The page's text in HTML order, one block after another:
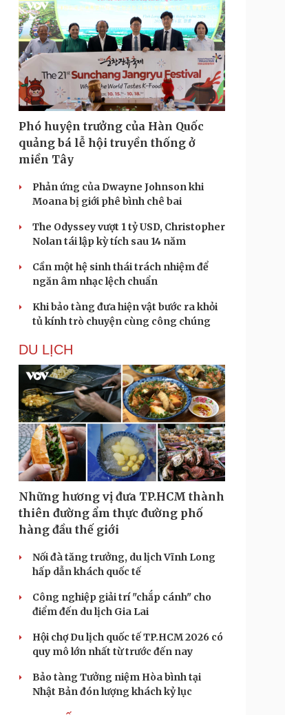
Phó huyện trưởng của Hàn Quốc
quảng bá lễ hội truyền thống ở
miền Tây
Phản ứng của Dwayne Johnson khi
Moana bị giới phê bình chê bai
The Odyssey vượt 1 tỷ USD, Christopher
Nolan tái lập kỳ tích sau 14 năm
Cần một hệ sinh thái trách nhiệm để
ngăn âm nhạc lệch chuẩn
Khi bảo tàng đưa hiện vật bước ra khỏi
tủ kính trò chuyện cùng công chúng
DU LỊCH
Những hương vị đưa TP.HCM thành
thiên đường ẩm thực đường phố
hàng đầu thế giới
Nối đà tăng trưởng, du lịch Vĩnh Long
hấp dẫn khách quốc tế
Công nghiệp giải trí "chắp cánh" cho
điểm đến du lịch Gia Lai
Hội chợ Du lịch quốc tế TP.HCM 2026 có
quy mô lớn nhất từ trước đến nay
Bảo tàng Tưởng niệm Hòa bình tại
Nhật Bản đón lượng khách kỷ lục